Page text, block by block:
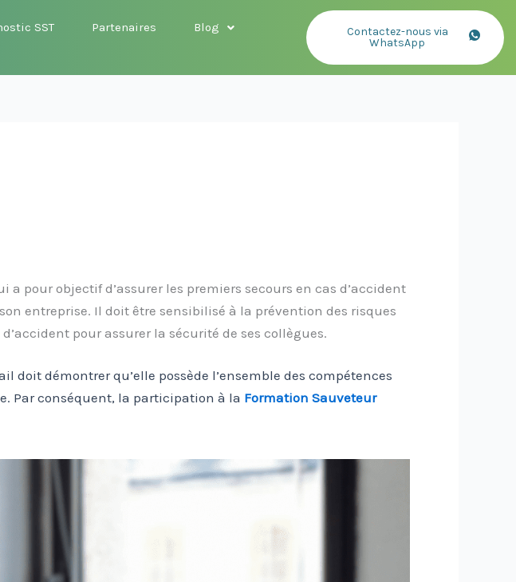
SST Partenaires
Blog
Contactez-nous via
WhatsApp
a pour objectif d’assurer les premiers secours en cas d’accident
entreprise. Il doit être sensibilisé à la prévention des risques
pour assurer la sécurité de ses collègues.
démontrer qu’elle possède l’ensemble des compétences
Par conséquent, la participation à la Formation Sauveteur